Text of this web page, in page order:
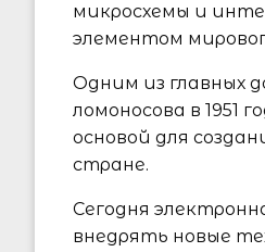
микросхемы и
элементом
Одним из главных
ломоносова в
основой для
стране.
Сегодня
внедрять новые